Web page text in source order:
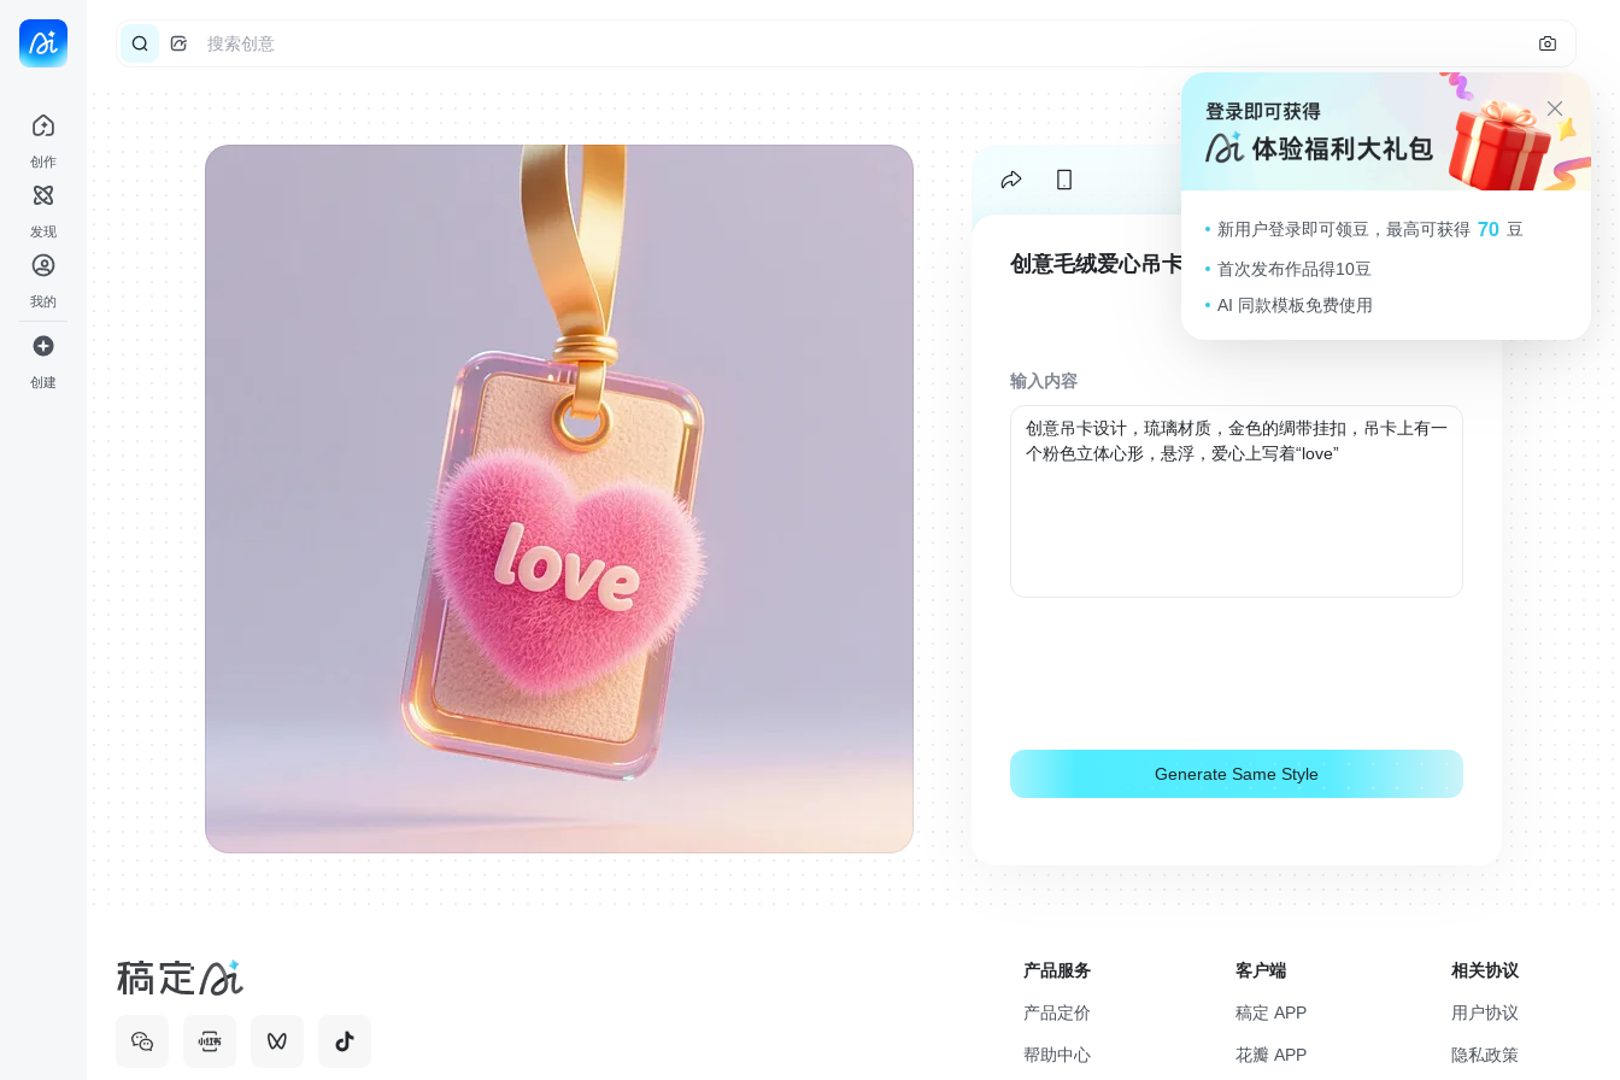
创作
发现
我的
创建
创意毛绒爱心吊卡｜海报必备3d元素
输入内容
Generate Same Style
产品服务
产品定价
帮助中心
客户端
稿定 APP
花瓣 APP
相关协议
用户协议
隐私政策
新用户登录即可领豆，最高可获得 70 豆
首次发布作品得10豆
AI 同款模板免费使用